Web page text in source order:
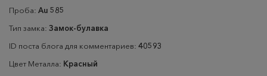
Проба: Au 585
Тип замка: Замок-булавка
ID поста блога для комментариев: 40593
Цвет Металла: Красный